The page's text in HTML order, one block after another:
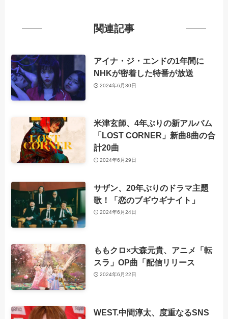
関連記事
アイナ・ジ・エンドの1年間に
NHKが密着した特番が放送
2024年6月30日
米津玄師、4年ぶりの新アルバム
「LOST CORNER」新曲8曲の合
計20曲
2024年6月29日
サザン、20年ぶりのドラマ主題
歌！「恋のブギウギナイト」
2024年6月24日
ももクロ×大森元貴、アニメ「転
スラ」OP曲「配信リリース
2024年6月22日
WEST.中間淳太、度重なるSNS